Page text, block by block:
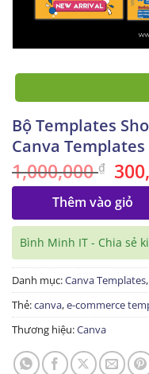
Bộ Templates
Canva Templates
1,000,000₫ Giá
gốc
là:
Thêm vào giỏ
Bình Minh IT - Chia sẻ
Danh mục:Canva Templates,
Thẻ:canva,e-commerce
Thương hiệu:Canva